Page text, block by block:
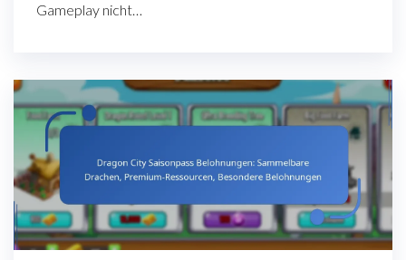
Gameplay nicht…